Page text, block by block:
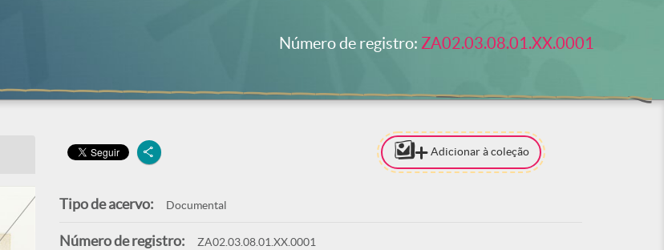
Número de registro: ZA02.03.08.01.XX.0001
Adicionar à coleção
Tipo de acervo: Documental
Número de registro: ZA02.03.08.01.XX.0001